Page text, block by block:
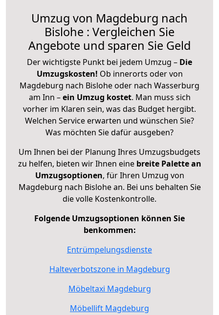
Umzug von Magdeburg nach
Bislohe : Vergleichen Sie
Angebote und sparen Sie Geld
Der wichtigste Punkt bei jedem Umzug – Die
Umzugskosten! Ob innerorts oder von
Magdeburg nach Bislohe oder nach Wasserburg
am Inn –ein Umzug kostet. Man muss sich
vorher im Klaren sein, was das Budget hergibt.
Welchen Service erwarten und wünschen Sie?
Was möchten Sie dafür ausgeben?
Um Ihnen bei der Planung Ihres Umzugsbudgets
zu helfen, bieten wir Ihnen eine breite Palette an
Umzugsoptionen, für Ihren Umzug von
Magdeburg nach Bislohe an. Bei uns behalten Sie
die volle Kostenkontrolle.
Folgende Umzugsoptionen können Sie
benkommen:
Entrümpelungsdienste
Halteverbotszone in Magdeburg
Möbeltaxi Magdeburg
Möbellift Magdeburg